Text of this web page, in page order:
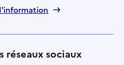
réseaux sociaux